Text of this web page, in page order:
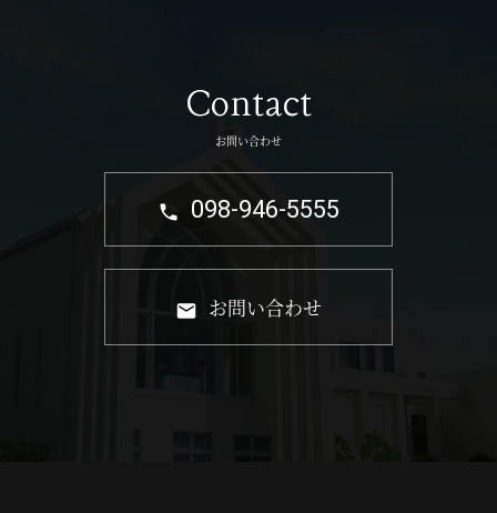
Contact
お問い合わせ
098-946-5555
お問い合わせ